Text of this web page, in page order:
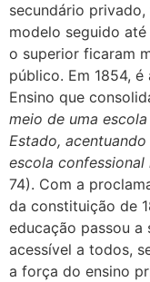
secundário
modelo seguido
o superior ficaram
público. Em 1854,
Ensino que
meio de uma
Estado,
escola confessional
74). Com a
da constituição de
educação passou a
acessível a todos,
a força do ensino